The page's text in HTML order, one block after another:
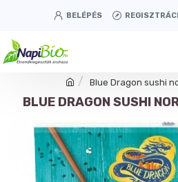
BELÉPÉS
Blue Dragon sushi
BLUE DRAGON SUSHI